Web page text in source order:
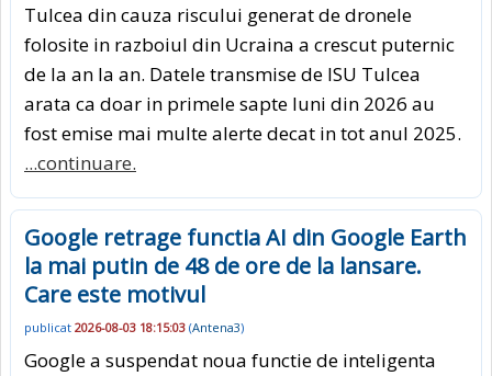
Tulcea din cauza riscului generat de dronele
folosite in razboiul din Ucraina a crescut puternic
de la an la an. Datele transmise de ISU Tulcea
arata ca doar in primele sapte luni din 2026 au
fost emise mai multe alerte decat in tot anul 2025.
...continuare.
Google retrage functia AI din Google Earth
la mai putin de 48 de ore de la lansare.
Care este motivul
publicat 2026-08-03 18:15:03 (Antena3)
Google a suspendat noua functie de inteligenta